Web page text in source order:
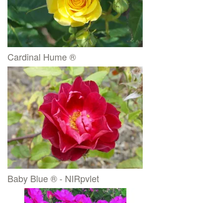
Cardinal Hume ®
Baby Blue ® - NIRpvlet